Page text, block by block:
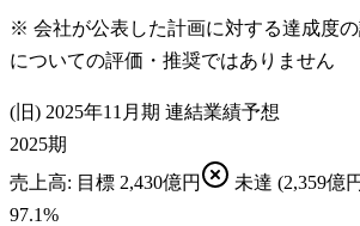
※ 会社が公表した計画に対する達成度
についての評価・推奨ではありません
(旧) 2025年11月期 連結業績予想
2025期
売上高: 目標 2,430億円 未達 (2,359億
97.1%